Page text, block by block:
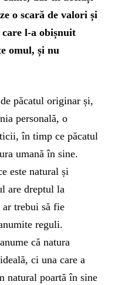
o scară de valori și
l-a obișnuit
omul, și nu
păcatul originar și,
personală, o
în timp ce păcatul
umană în sine.
este natural și
are dreptul la
ar trebui să fie
reguli.
că natura
ci una care a
natural poartă în sine